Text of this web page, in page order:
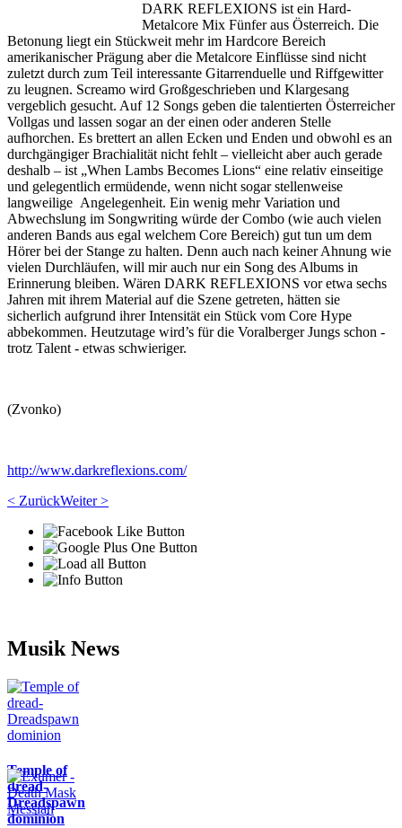
DARK REFLEXIONS ist ein Hard-
Metalcore Mix Fünfer aus Österreich. Die
Betonung liegt ein Stückweit mehr im Hardcore Bereich
amerikanischer Prägung aber die Metalcore Einflüsse sind nicht
zuletzt durch zum Teil interessante Gitarrenduelle und Riffgewitter
zu leugnen. Screamo wird Großgeschrieben und Klargesang
vergeblich gesucht. Auf 12 Songs geben die talentierten Österreicher
Vollgas und lassen sogar an der einen oder anderen Stelle
aufhorchen. Es brettert an allen Ecken und Enden und obwohl es an
durchgängiger Brachialität nicht fehlt – vielleicht aber auch gerade
deshalb – ist „When Lambs Becomes Lions“ eine relativ einseitige
und gelegentlich ermüdende, wenn nicht sogar stellenweise
langweilige Angelegenheit. Ein wenig mehr Variation und
Abwechslung im Songwriting würde der Combo (wie auch vielen
anderen Bands aus egal welchem Core Bereich) gut tun um dem
Hörer bei der Stange zu halten. Denn auch nach keiner Ahnung wie
vielen Durchläufen, will mir auch nur ein Song des Albums in
Erinnerung bleiben. Wären DARK REFLEXIONS vor etwa sechs
Jahren mit ihrem Material auf die Szene getreten, hätten sie
sicherlich aufgrund ihrer Intensität ein Stück vom Core Hype
abbekommen. Heutzutage wird’s für die Voralberger Jungs schon -
trotz Talent - etwas schwieriger.
(Zvonko)
http://www.darkreflexions.com/
< ZurückWeiter >
Musik News
Temple of
dread-
Dreadspawn
dominion